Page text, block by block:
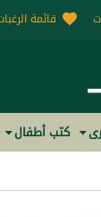
قائمة
كتب أطفال